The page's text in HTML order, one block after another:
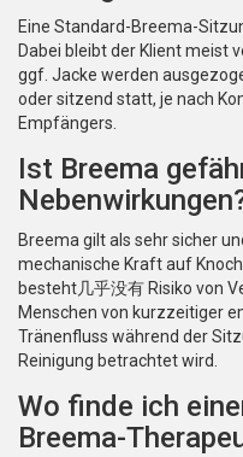
Eine Standard-Breema-
Dabei bleibt der Klient meist
ggf. Jacke werden
oder sitzend statt, je nach
Empfängers.
Ist Breema
Breema gilt als sehr sicher
mechanische Kraft auf
besteht几乎没有 Risiko von
Menschen von kurzzeitiger
Tränenfluss während der
Reinigung betrachtet wird.
Wo finde ich
Breema-